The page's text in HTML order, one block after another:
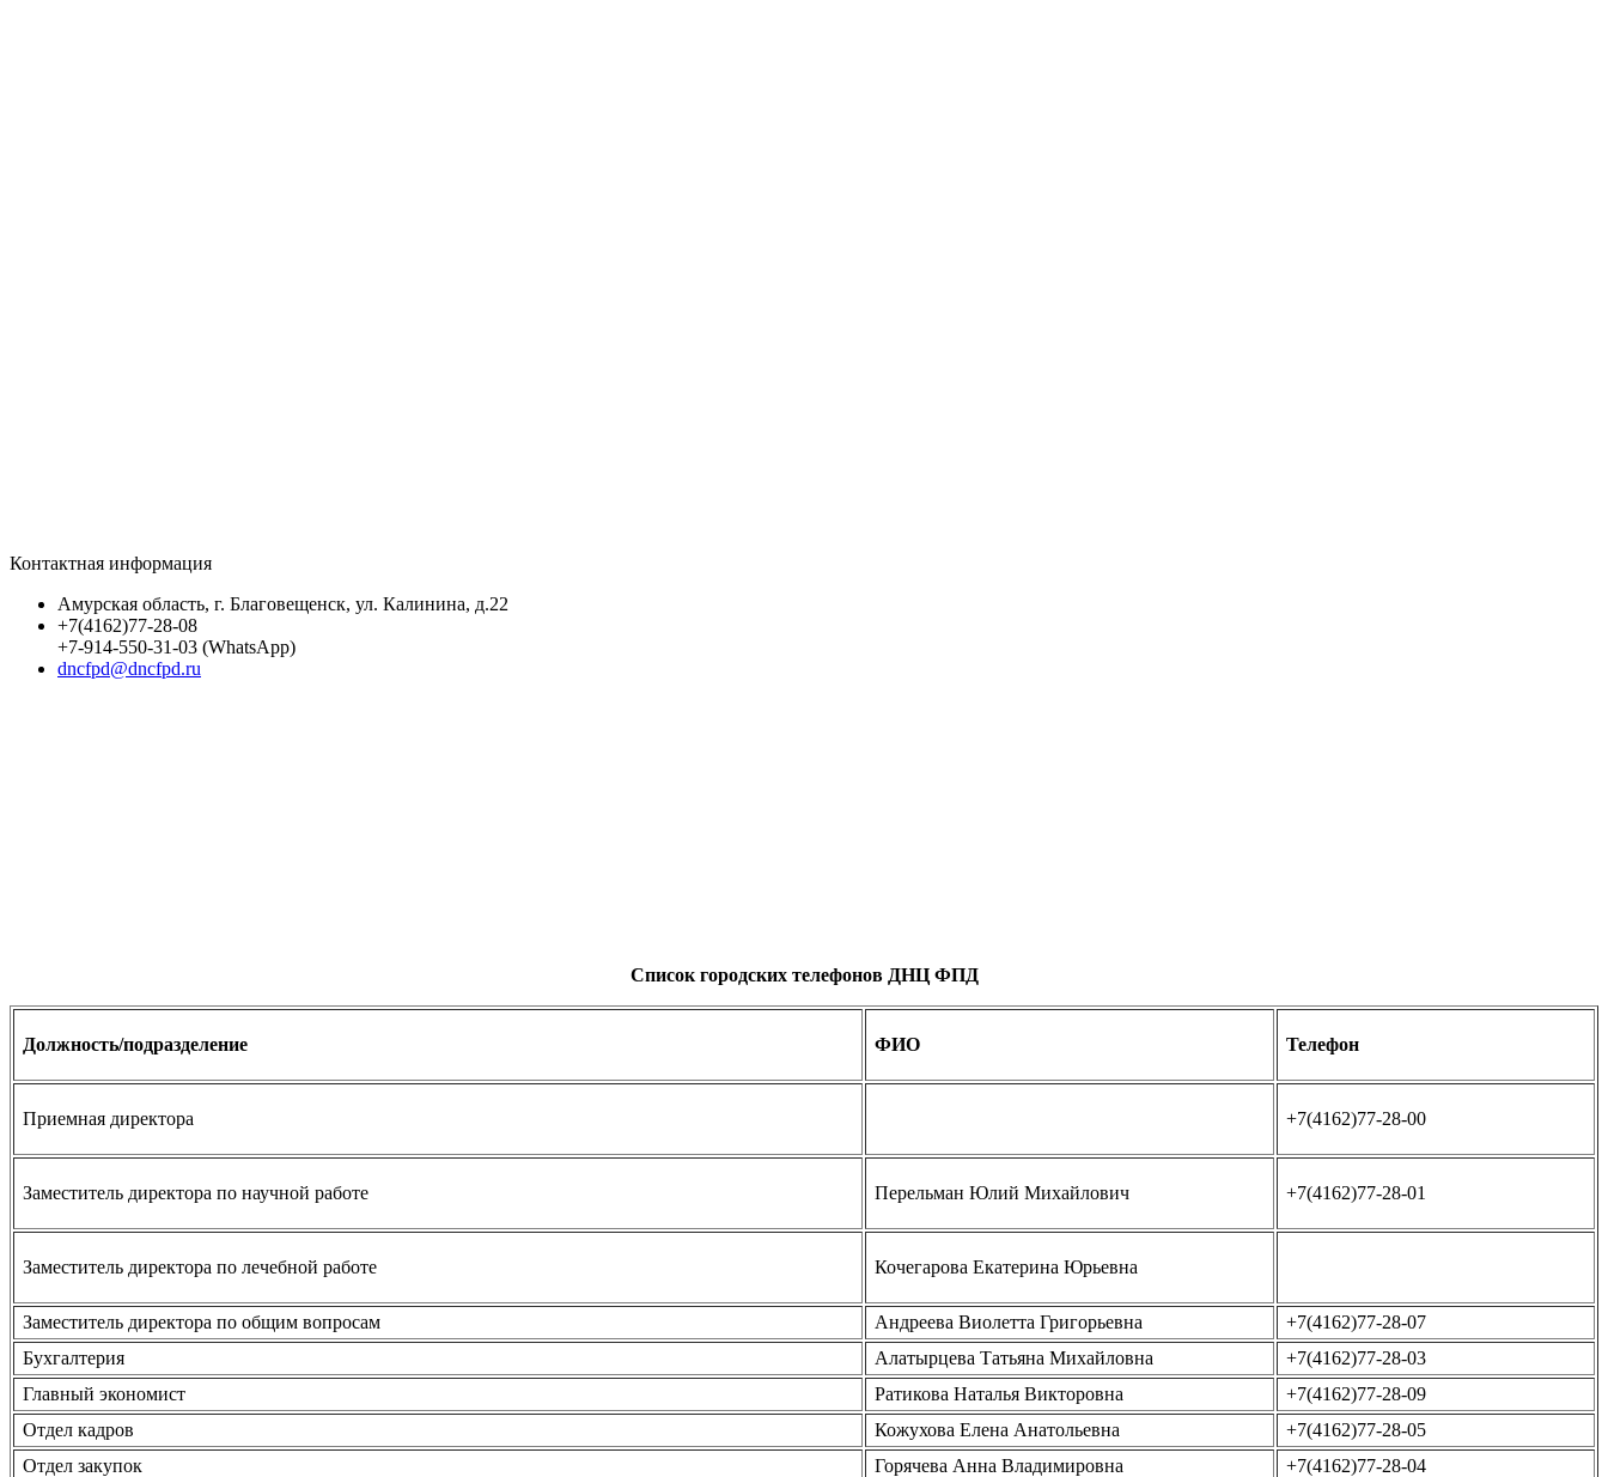
Контактная информация
Амурская область, г. Благовещенск, ул. Калинина, д.22
+7(4162)77-28-08
+7-914-550-31-03 (WhatsApp)
dncfpd@dncfpd.ru
Список городских телефонов ДНЦ ФПД
Должность/подразделение ФИО Телефон
Приемная директора +7(4162)77-28-00
Заместитель директора по научной работе Перельман Юлий Михайлович +7(4162)77-28-01
Заместитель директора по лечебной работе Кочегарова Екатерина Юрьевна
Заместитель директора по общим вопросам Андреева Виолетта Григорьевна
+7(4162)77-28-07
Бухгалтерия
Алатырцева Татьяна Михайловна
+7(4162)77-28-03
Главный экономист
Ратикова Наталья Викторовна
+7(4162)77-28-09
Отдел кадров
Кожухова Елена Анатольевна
+7(4162)77-28-05
Отдел закупок
Горячева Анна Владимировна +7(4162)77-28-04